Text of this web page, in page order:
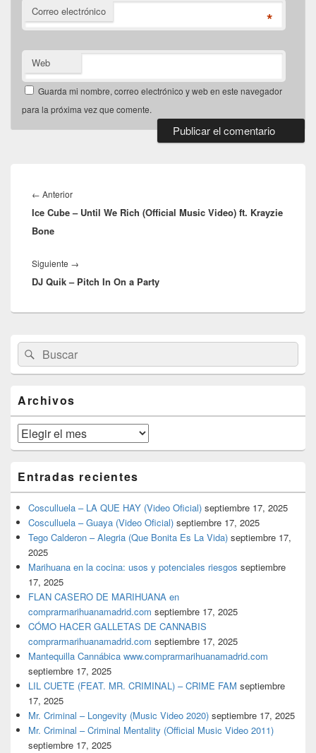
Correo electrónico *
Web
Guarda mi nombre, correo electrónico y web en este navegador
para la próxima vez que comente.
de
entradas
← AnteriorEntrada
anterior:
Ice Cube – Until We Rich (Official Music Video) ft. Krayzie
Bone
Siguiente →
siguiente:
DJ Quik – Pitch In On a Party
área
de
widget
lateral
primaria
Buscar
por:
Buscar
Archivos
Archivos
Entradas recientes
Cosculluela – LA QUE HAY (Video Oficial) septiembre 17, 2025
Cosculluela – Guaya (Video Oficial) septiembre 17, 2025
Tego Calderon – Alegria (Que Bonita Es La Vida) septiembre 17,
2025
Marihuana en la cocina: usos y potenciales riesgos septiembre
17, 2025
FLAN CASERO DE MARIHUANA en
comprarmarihuanamadrid.com septiembre 17, 2025
CÓMO HACER GALLETAS DE CANNABIS
comprarmarihuanamadrid.com septiembre 17, 2025
Mantequilla Cannábica www.comprarmarihuanamadrid.com
septiembre 17, 2025
LIL CUETE (FEAT. MR. CRIMINAL) – CRIME FAM septiembre
17, 2025
Mr. Criminal – Longevity (Music Video 2020) septiembre 17, 2025
Mr. Criminal – Criminal Mentality (Official Music Video 2011)
septiembre 17, 2025